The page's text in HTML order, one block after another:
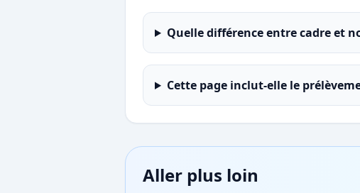
Quelle différence entre cadre et
Cette page inclut-elle le
Aller plus loin